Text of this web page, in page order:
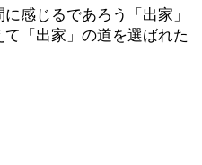
感じるであろう「出家」
「出家」の道を選ばれた